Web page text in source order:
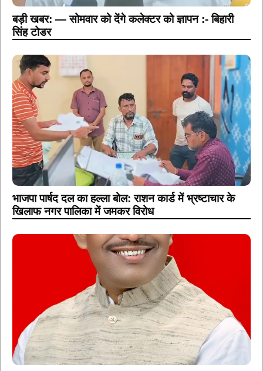
बड़ी खबर: — सोमवार को देंगे कलेक्टर को ज्ञापन :- बिहारी
सिंह टोडर
भाजपा पार्षद दल का हल्ला बोल: राशन कार्ड में भ्रष्टाचार के
खिलाफ नगर पालिका में जमकर विरोध